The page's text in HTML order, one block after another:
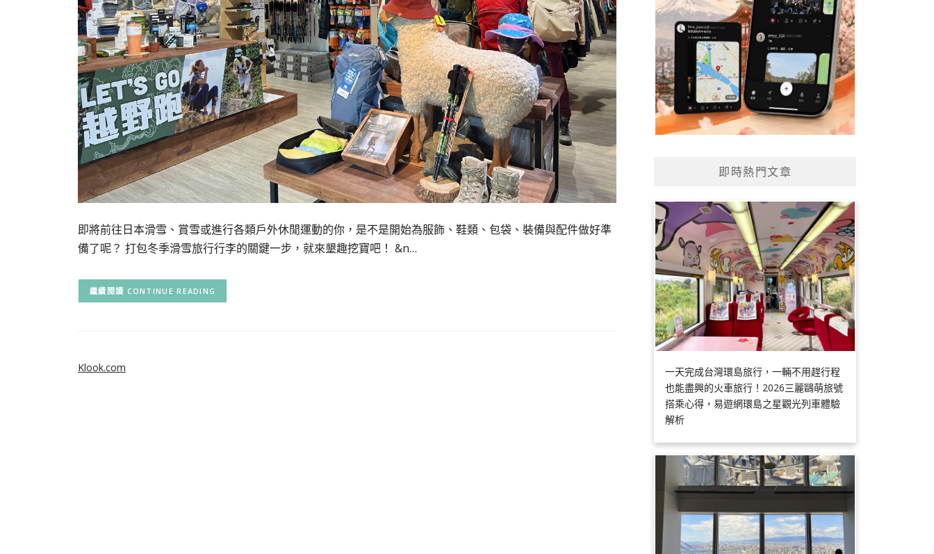
即將前往日本滑雪、賞雪或進行各類戶外休閒運動的你，是不是開始為服飾、鞋類、包袋、裝備與配件做好準
備了呢？ 打包冬季滑雪旅行行李的關鍵一步，就來墾趣挖寶吧！ &n…
CONTINUE READING
即時熱門文章
一天完成台灣環島旅行，一輛不用趕行程
也能盡興的火車旅行！2026三麗鷗萌旅號
搭乘心得，易遊網環島之星觀光列車體驗
解析
Klook.com